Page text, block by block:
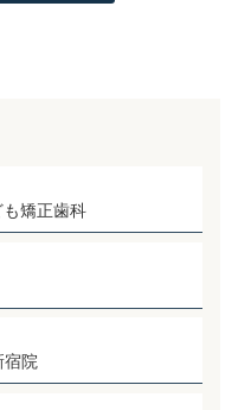
矯正歯科
院